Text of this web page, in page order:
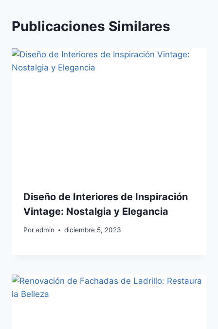
Publicaciones Similares
Diseño de Interiores de Inspiración
Vintage: Nostalgia y Elegancia
Poradmin diciembre 5, 2023